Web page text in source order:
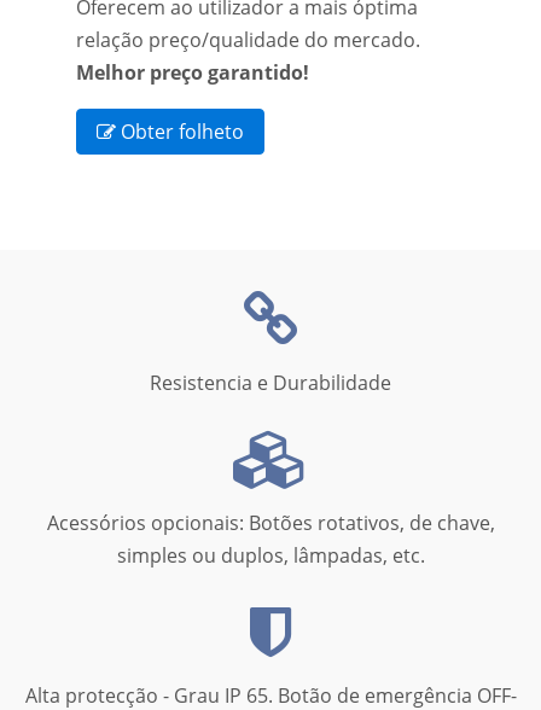
Oferecem ao utilizador a mais óptima
relação preço/qualidade do mercado.
Melhor preço garantido!
Obter folheto
Resistencia e Durabilidade
Acessórios opcionais: Botões rotativos, de chave,
simples ou duplos, lâmpadas, etc.
Alta protecção - Grau IP 65. Botão de emergência OFF-